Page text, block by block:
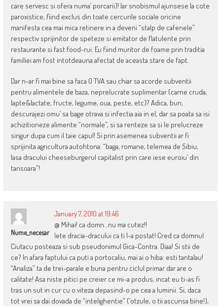
care servesc si ofera numa’ porcarii)! Iar snobismul ajunsese la cote
paroxistice, fiind exclus din toate cercurile sociale oricine
manifesta cea mai mica retinere in a deveni “stalp de cafenele”
respectiv sprijinitor de speteze si emitator de flatulente prin
restaurante si fast food-rui. Eu fiind muritor de foame prin traditia
familiei am fost intotdeauna afectat de aceasta stare de fapt.
Dar n-ar fi mai bine sa faca 0 TVA sau chiar sa acorde subventii
pentru alimentele de baza, neprelucrate suplimentar (carne cruda,
lapte&lactate, fructe, legume, oua, peste, etc)? Adica, bun,
descurajezi omu’ sa bage otrava si infectia aia in el, dar sa poata sa isi
achizitioneze alimente “normale”, si sa renteze sa si le prelucreze
singur dupa cum il taie capul! Si prin asemenea subventii ar fi
sprijinita agricultura autohtona: “baga, romane, telemea de Sibiu,
lasa dracului cheeseburgerul capitalist prin care iese euroiu’ din
tarisoara”!
Nume_necesar
January 7, 2010 at 19:46
@ Mihai! ca domn…nu ma cutez!!
Iete dracia-dracului ca ti l-a postat! Cred ca domnul
Ciutacu posteaza si sub pseudonimul Gica-Contra. Diaa! Si stii de
ce? In afara faptului ca puti a portocaliu, mai ai o hiba: esti tantalau!
“Analiza” ta de trei-parale e buna pentru ciclul primar dar are o
calitate! Asa niste pitici pe creier ce mi-a produs, incat eu ti-as fi
tras un sut in cur cu o viteza depasind-o pe cea a luminii. Si, daca
tot vrei sa dai dovada de “intelighentie” (‘otzule, o tii ascunsa bine!),